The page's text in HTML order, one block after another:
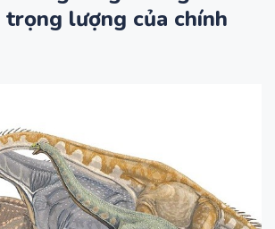
trọng lượng của chính